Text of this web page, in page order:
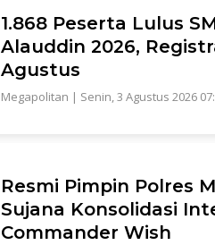
1.868 Peserta Lulus
Alauddin 2026,
Agustus
Megapolitan | Senin, 3 Agustus 2026
Resmi Pimpin Polres
Sujana Konsolidasi
Commander Wish